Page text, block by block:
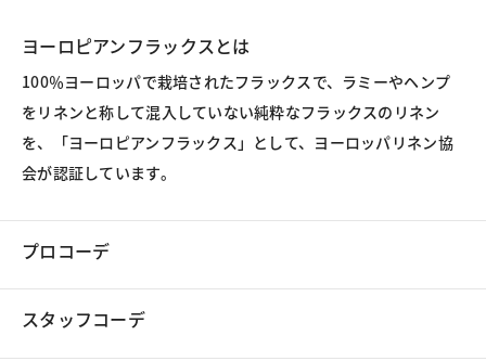
ヨーロピアンフラックスとは
100％ヨーロッパで栽培されたフラックスで、ラミーやヘンプ
をリネンと称して混入していない純粋なフラックスのリネン
を、「ヨーロピアンフラックス」として、ヨーロッパリネン協
会が認証しています。
プロコーデ
スタッフコーデ